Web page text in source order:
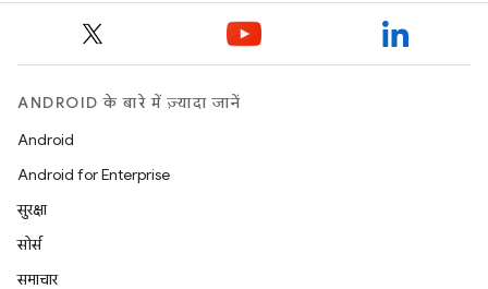
ANDROID के बारे में ज़्यादा जानें
Android
Android for Enterprise
सुरक्षा
सोर्स
समाचार